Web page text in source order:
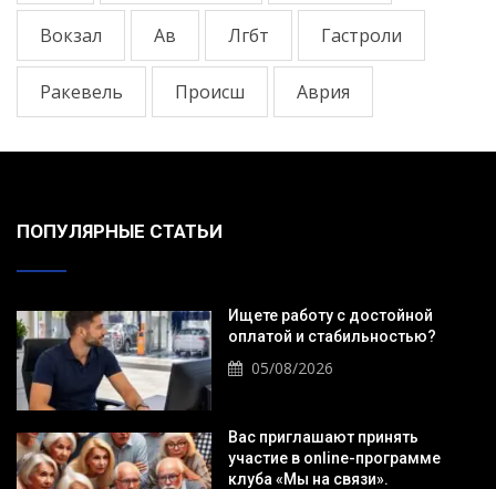
Вокзал Ав Лгбт Гастроли
Ракевель Происш Аврия
ПОПУЛЯРНЫЕ СТАТЬИ
Ищете работу с достойной
оплатой и стабильностью?
05/08/2026
Вас приглашают принять
участие в online-программе
клуба «Мы на связи».